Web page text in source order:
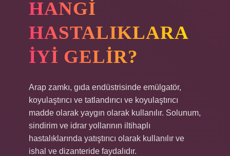
HANGI
HASTALIKLARA
IYI GELIR?
Arap zamkı, gıda endüstrisinde emülgatör,
koyulaştırıcı ve tatlandırıcı ve koyulaştırıcı
madde olarak yaygın olarak kullanılır. Solunum,
sindirim ve idrar yollarının iltihaplı
hastalıklarında yatıştırıcı olarak kullanılır ve
ishal ve dizanteride faydalıdır.